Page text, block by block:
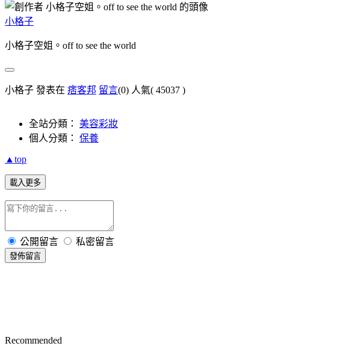
小格子
小格子空姐。off to see the world
小格子 發表在 痞客邦 留言(0) 人氣( 45037 )
全站分類： 美容彩妝
個人分類： 保養
▲top
載入更多
公開留言 私密留言
發佈留言
Recommended